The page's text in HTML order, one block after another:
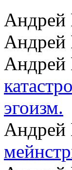
Андрей
Андрей
Андрей
эгоизм.
Андрей